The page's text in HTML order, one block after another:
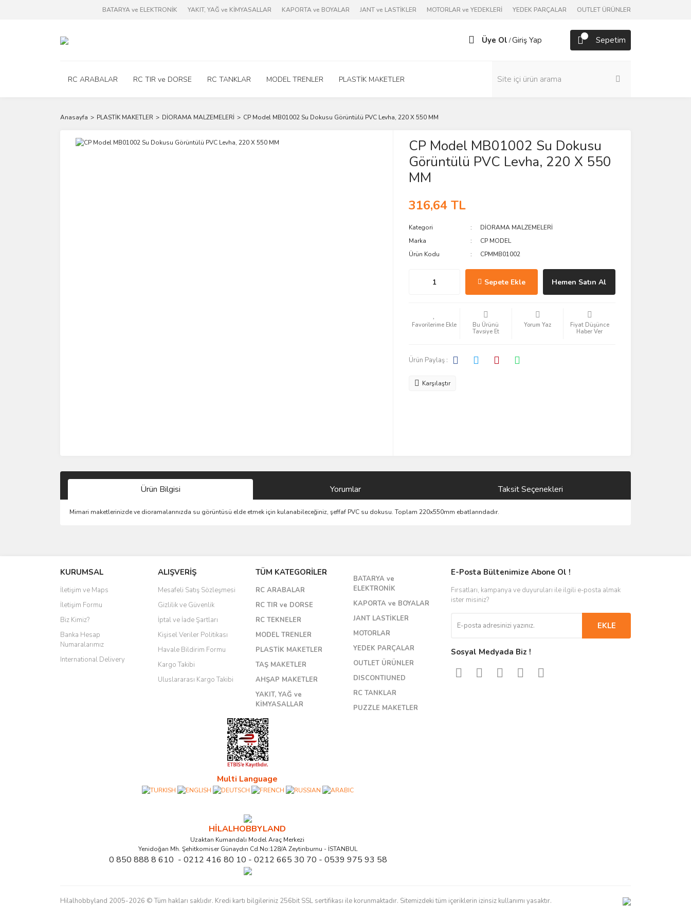
BATARYA ve ELEKTRONİK YAKIT, YAĞ ve KİMYASALLAR KAPORTA ve BOYALAR JANT ve LASTİKLER MOTORLAR ve YEDEKLERİ YEDEK PARÇALAR OUTLET ÜRÜNLER
Üye Ol /Giriş Yap Sepetim
RC ARABALAR RC TIR ve DORSE RC TANKLAR MODEL TRENLER PLASTİK MAKETLER
Anasayfa PLASTİK MAKETLER DİORAMA MALZEMELERİ CP Model MB01002 Su Dokusu Görüntülü PVC Levha, 220 X 550 MM
CP Model MB01002 Su Dokusu
Görüntülü PVC Levha, 220 X 550
MM
316,64 TL
Kategori
DİORAMA MALZEMELERİ
Marka
CP MODEL
Ürün Kodu
CPMMB01002
Sepete Ekle Hemen Satın Al
Bu Ürünü
Tavsiye Et
Yorum Yaz
Fiyat Düşünce
Haber Ver
Ürün Paylaş :
Karşılaştır
Ürün Bilgisi Yorumlar Taksit Seçenekleri
Mimari maketlerinizde ve dioramalarınızda su görüntüsü elde etmek için kulanabileceğiniz, şeffaf PVC su dokusu. Toplam 220x550mm ebatlarındadır.
Yorum Yaz
KURUMSAL
İletişim ve Maps
İletişim Formu
Biz Kimiz?
Banka Hesap
Numaralarımız
International Delivery
ALIŞVERİŞ
Mesafeli Satış Sözleşmesi
Gizlilik ve Güvenlik
İptal ve İade Şartları
Kişisel Veriler Politikası
Havale Bildirim Formu
Kargo Takibi
Uluslararası Kargo Takibi
TÜM KATEGORİLER
RC ARABALAR
RC TIR ve DORSE
RC TEKNELER
MODEL TRENLER
PLASTİK MAKETLER
TAŞ MAKETLER
AHŞAP MAKETLER
YAKIT, YAĞ ve
KİMYASALLAR
BATARYA ve
ELEKTRONİK
KAPORTA ve BOYALAR
JANT LASTİKLER
MOTORLAR
YEDEK PARÇALAR
OUTLET ÜRÜNLER
DISCONTIUNED
RC TANKLAR
PUZZLE MAKETLER
Multi Language
HİLALHOBBYLAND
Uzaktan Kumandalı Model Araç Merkezi
Yenidoğan Mh. Şehitkomiser Günaydın Cd.No:128/A Zeytinburnu - İSTANBUL
0 850 888 8 610 - 0212 416 80 10 - 0212 665 30 70 - 0539 975 93 58
E-Posta Bültenimize Abone Ol !
Fırsatları, kampanya ve duyuruları ile ilgili e-posta almak
ister misiniz?
EKLE
Sosyal Medyada Biz !
Hilalhobbyland 2005-2026 © Tüm hakları saklıdır. Kredi kartı bilgileriniz 256bit SSL sertifikası ile korunmaktadır. Sitemizdeki tüm içeriklerin izinsiz kullanımı yasaktır.